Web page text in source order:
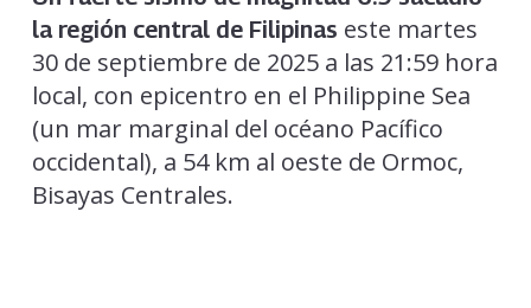
la región central de Filipinas este martes
30 de septiembre de 2025 a las 21:59 hora
local, con epicentro en el Philippine Sea
(un mar marginal del océano Pacífico
occidental), a 54 km al oeste de Ormoc,
Bisayas Centrales.